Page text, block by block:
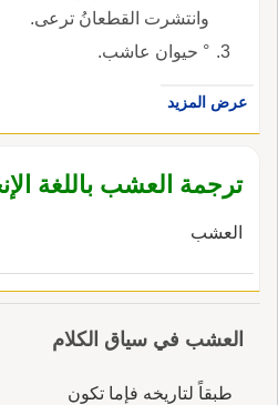
وانتشرت القطعانُ ترعى.
° حيوان عاشب.
عرض المزيد
ترجمة العشب باللغة
العشب
العشب في سياق الكلام
طبقاً لتاريخه فإما تكون